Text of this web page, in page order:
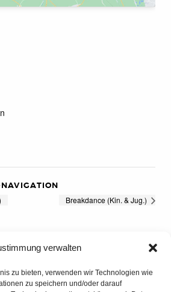
verwalten
zu bieten, verwenden wir Technologien wie
zu speichern und/oder darauf
Breakdance (Kin. & Jug.)